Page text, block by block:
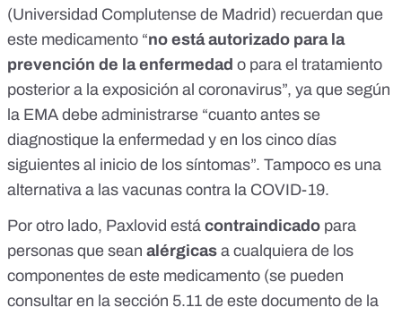
(Universidad Complutense de Madrid) recuerdan que
este medicamento “no está autorizado para la
prevención de la enfermedad o para el tratamiento
posterior a la exposición al coronavirus”, ya que según
la EMA debe administrarse “cuanto antes se
diagnostique la enfermedad y en los cinco días
siguientes al inicio de los síntomas”. Tampoco es una
alternativa a las vacunas contra la COVID-19.
Por otro lado, Paxlovid está contraindicado para
personas que sean alérgicas a cualquiera de los
componentes de este medicamento (se pueden
consultar en la sección 5.11 de este documento de la